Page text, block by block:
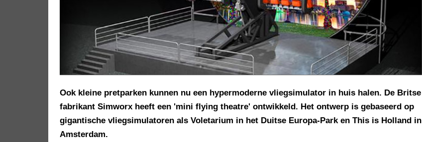
Ook kleine pretparken kunnen nu een hypermoderne vliegsimulator in huis halen. De Britse
fabrikant Simworx heeft een 'mini flying theatre' ontwikkeld. Het ontwerp is gebaseerd op
gigantische vliegsimulatoren als Voletarium in het Duitse Europa-Park en This is Holland in
Amsterdam.